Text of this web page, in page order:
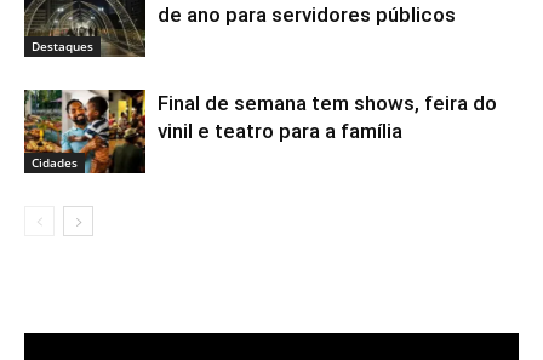
Destaques
de ano para servidores públicos
Cidades
Final de semana tem shows, feira do
vinil e teatro para a família